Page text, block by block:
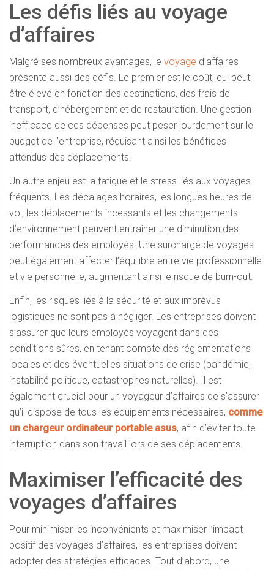
Les défis liés au voyage
d’affaires
Malgré ses nombreux avantages, le voyage d’affaires
présente aussi des défis. Le premier est le coût, qui peut
être élevé en fonction des destinations, des frais de
transport, d’hébergement et de restauration. Une gestion
inefficace de ces dépenses peut peser lourdement sur le
budget de l’entreprise, réduisant ainsi les bénéfices
attendus des déplacements.
Un autre enjeu est la fatigue et le stress liés aux voyages
fréquents. Les décalages horaires, les longues heures de
vol, les déplacements incessants et les changements
d’environnement peuvent entraîner une diminution des
performances des employés. Une surcharge de voyages
peut également affecter l’équilibre entre vie professionnelle
et vie personnelle, augmentant ainsi le risque de burn-out.
Enfin, les risques liés à la sécurité et aux imprévus
logistiques ne sont pas à négliger. Les entreprises doivent
s’assurer que leurs employés voyagent dans des
conditions sûres, en tenant compte des réglementations
locales et des éventuelles situations de crise (pandémie,
instabilité politique, catastrophes naturelles). Il est
également crucial pour un voyageur d’affaires de s’assurer
qu’il dispose de tous les équipements nécessaires, comme
un chargeur ordinateur portable asus, afin d’éviter toute
interruption dans son travail lors de ses déplacements.
Maximiser l’efficacité des
voyages d’affaires
Pour minimiser les inconvénients et maximiser l’impact
positif des voyages d’affaires, les entreprises doivent
adopter des stratégies efficaces. Tout d’abord, une